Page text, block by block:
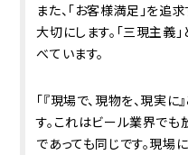
また、「お客様満足」を追
大切にします。「三現主義
べています。
「『現場で、現物を、現実
す。これはビール業界で
であっても同じです。現場